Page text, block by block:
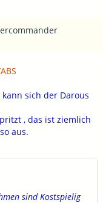
sich der Darous
, das ist ziemlich
aus.
sind Kostspielig